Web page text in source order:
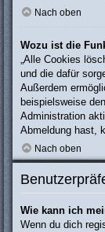
Nach oben
Wozu ist die
„Alle Cookies
und die dafür
Außerdem
beispielsweise
Administration
Abmeldung hast,
Nach oben
Wie kann ich
Wenn du dich